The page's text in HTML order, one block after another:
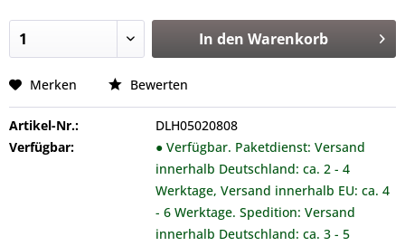
In den Warenkorb
Merken Bewerten
Artikel-Nr.:
DLH05020808
Verfügbar:
● Verfügbar. Paketdienst: Versand
innerhalb Deutschland: ca. 2 - 4
Werktage, Versand innerhalb EU: ca. 4
- 6 Werktage. Spedition: Versand
innerhalb Deutschland: ca. 3 - 5